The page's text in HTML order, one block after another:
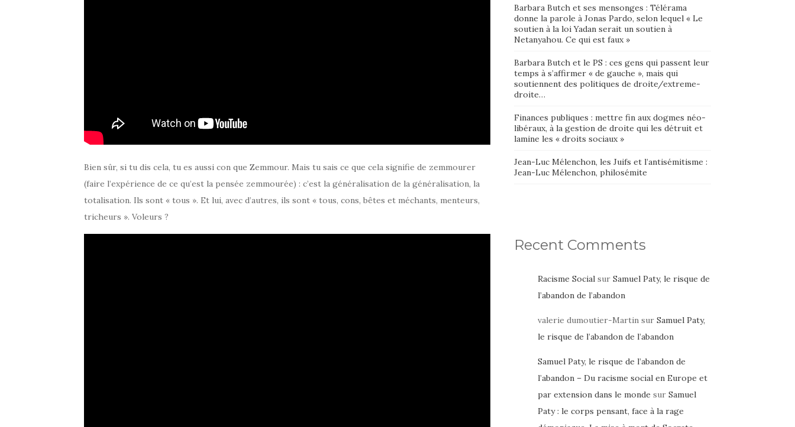
Bien sûr, si tu dis cela, tu es aussi con que Zemmour. Mais tu sais ce que cela signifie de zemmourer
(faire l’expérience de ce qu’est la pensée zemmourée) : c’est la généralisation de la généralisation, la
totalisation. Ils sont « tous ». Et lui, avec d’autres, ils sont « tous, cons, bêtes et méchants, menteurs,
tricheurs ». Voleurs ?
Barbara Butch et ses mensonges : Télérama
donne la parole à Jonas Pardo, selon lequel « Le
soutien à la loi Yadan serait un soutien à
Netanyahou. Ce qui est faux »
Barbara Butch et le PS : ces gens qui passent leur
temps à s’affirmer « de gauche », mais qui
soutiennent des politiques de droite/extreme-
droite…
Finances publiques : mettre fin aux dogmes néo-
libéraux, à la gestion de droite qui les détruit et
lamine les « droits sociaux »
Jean-Luc Mélenchon, les Juifs et l’antisémitisme :
Jean-Luc Mélenchon, philosémite
Recent Comments
Racisme Socialsur Samuel Paty, le risque de
l’abandon de l’abandon
valerie dumoutier-Martinsur Samuel Paty,
le risque de l’abandon de l’abandon
Samuel Paty, le risque de l’abandon de
l’abandon – Du racisme social en Europe et
par extension dans le monde sur Samuel
Paty : le corps pensant, face à la rage